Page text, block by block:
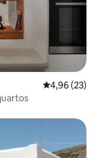
4,96 de uma
4,96 (23)